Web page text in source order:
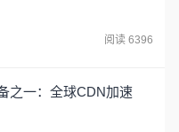
阅读 6396
之一：全球CDN加速